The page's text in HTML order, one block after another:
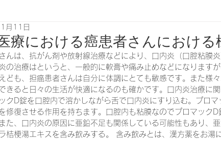
褥瘡を科学する
科学する 鬱滞性皮膚炎・潰瘍を科学する 失禁関連
する脊髄刺激療法を科学する 脊髄刺激療法を科学する
療における癌患者さんにおける
月11日
んは、抗がん剤や放射線治療などにより、口内炎（口腔粘膜
の治療はというと、一般的に軟膏や痛み止めなどになります
ども、担癌患者さんは自分に体調にとても敏感です。また様
きると日々の生活が快適になるのも確かです。口内炎治療に
クD錠を口腔内で溶かしながら舌で口内炎にすり込む。プロマ
修復させる作用を持ちます。口腔内も粘膜なのでプロマック
た、口内炎の原因に亜鉛不足も関係している可能性もあり、
桔梗湯エキスを含み飲みする。 含み飲みとは、漢方薬をお湯